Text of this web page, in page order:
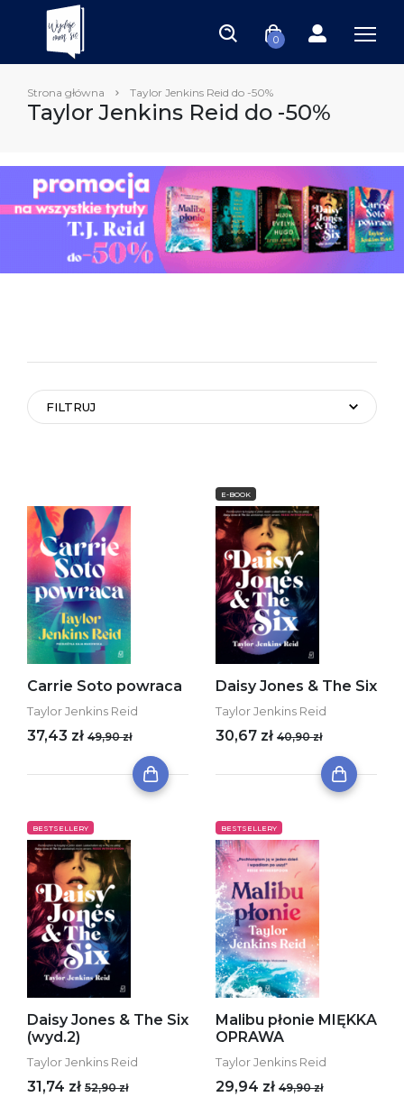
0
Strona główna Taylor Jenkins Reid do -50%
Taylor Jenkins Reid do -50%
FILTRUJ
Carrie Soto powraca
Taylor Jenkins Reid
37,43 zł 49,90 zł
E-BOOK
Daisy Jones & The Six
Taylor Jenkins Reid
30,67 zł 40,90 zł
BESTSELLERY
Daisy Jones & The Six
(wyd.2)
Taylor Jenkins Reid
31,74 zł 52,90 zł
BESTSELLERY
Malibu płonie MIĘKKA
OPRAWA
Taylor Jenkins Reid
29,94 zł 49,90 zł